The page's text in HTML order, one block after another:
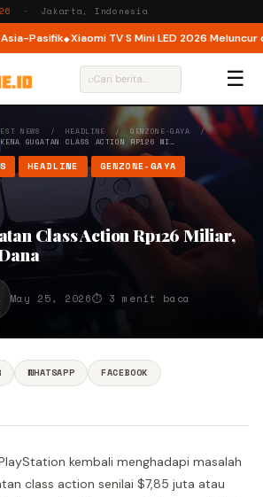
· Jakarta, Indonesia
Pasifik Xiaomi TV S Mini LED 2026 Meluncur di
⌕ ☰
NEWS / HEADLINE /GENZONE-GAYA /
GUGATAN CLASS ACTION RP126 MI…
HEADLINE GENZONE-GAYA
Class Action Rp126 Miliar,
May 25, 2026⏱ 3 menit baca
WHATSAPP
FACEBOOK
kembali menghadapi masalah
class action senilai $7,85 juta atau